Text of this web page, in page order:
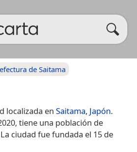
de Saitama
localizada en Saitama, Japón.
tiene una población de
ciudad fue fundada el 15 de